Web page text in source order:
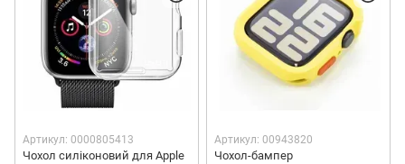
Артикул: 0000805413
Чохол силіконовий для Apple
Артикул: 00943820
Чохол-бампер